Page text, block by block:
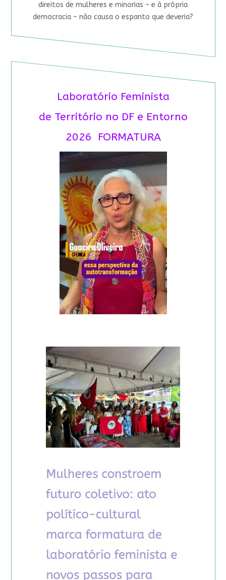
direitos de mulheres e minorias – e à própria
democracia – não causa o espanto que deveria?
Laboratório Feminista
de Território no DF e Entorno
2026 FORMATURA